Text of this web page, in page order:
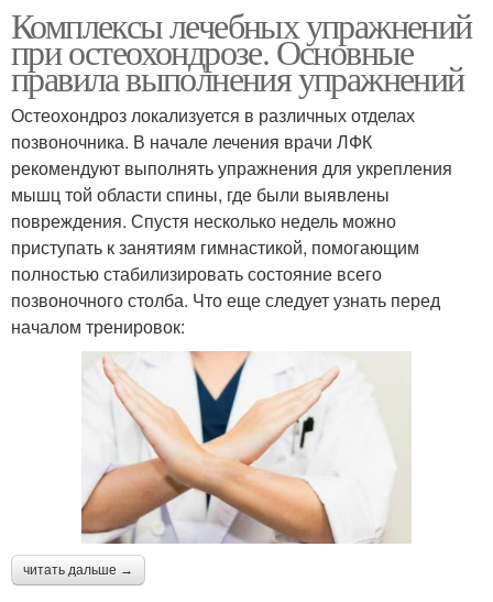
Комплексы лечебных упражнений
при остеохондрозе. Основные
правила выполнения упражнений
Остеохондроз локализуется в различных отделах
позвоночника. В начале лечения врачи ЛФК
рекомендуют выполнять упражнения для укрепления
мышц той области спины, где были выявлены
повреждения. Спустя несколько недель можно
приступать к занятиям гимнастикой, помогающим
полностью стабилизировать состояние всего
позвоночного столба. Что еще следует узнать перед
началом тренировок:
читать дальше →